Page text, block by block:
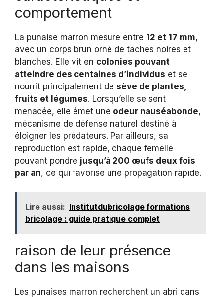
comportement
La punaise marron mesure entre 12 et 17 mm,
avec un corps brun orné de taches noires et
blanches. Elle vit en colonies pouvant
atteindre des centaines d’individus et se
nourrit principalement de sève de plantes,
fruits et légumes. Lorsqu’elle se sent
menacée, elle émet une odeur nauséabonde,
mécanisme de défense naturel destiné à
éloigner les prédateurs. Par ailleurs, sa
reproduction est rapide, chaque femelle
pouvant pondre jusqu’à 200 œufs deux fois
par an, ce qui favorise une propagation rapide.
Lire aussi: Institutdubricolage formations
bricolage : guide pratique complet
raison de leur présence
dans les maisons
Les punaises marron recherchent un abri dans